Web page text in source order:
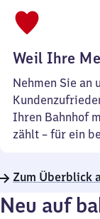
Weil Ihre
Nehmen Sie an
Ihren Bahnhof
zählt – für ein
Zum Überblick
Neu auf